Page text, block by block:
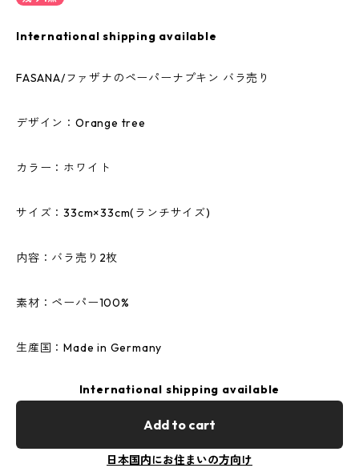
International shipping available
FASANA/ファザナのペーパーナプキン バラ売り
デザイン：Orange tree
カラー：ホワイト
サイズ：33cm×33cm(ランチサイズ)
内容：バラ売り2枚
素材：ペーパー100%
生産国：Made in Germany
International shipping available
Add to cart
日本国内にお住まいの方向け